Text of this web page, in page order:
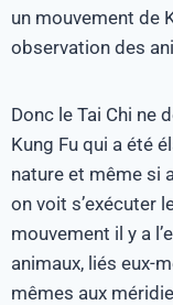
un mouvement de
observation des
Donc le Tai Chi ne
Kung Fu qui a été
nature et même si
on voit s’exécuter
mouvement il y a
animaux, liés eux-
mêmes aux